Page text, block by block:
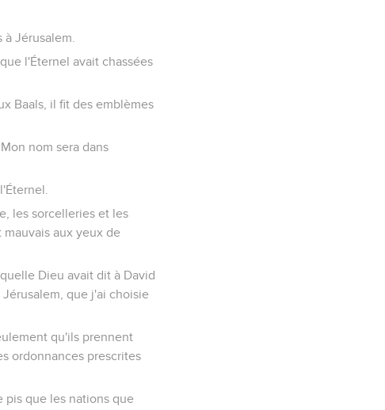
Jérusalem.
l'Éternel avait chassées
Baals, il fit des emblèmes
nom sera dans
les sorcelleries et les
aux yeux de
Dieu avait dit à David
que j'ai choisie
qu'ils prennent
ordonnances prescrites
pis que les nations que